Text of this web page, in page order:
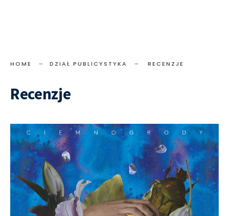
HOME DZIAŁ PUBLICYSTYKA RECENZJE
Recenzje